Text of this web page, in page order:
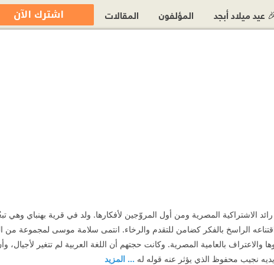
الاشتراكية المصرية ومن أول المروّجين لأفكارها. ولد في قرية بهنباي وهي
الراسخ بالفكر كضامن للتقدم والرخاء. انتمى سلامة موسى لمجموعة من
والاعتراف بالعامية المصرية. وكانت حجتهم أن اللغة العربية لم تتغير
يديه نجيب محفوظ الذي يؤثر عنه قوله له ... المزيد
عيد ميلاد أبجد المؤلفون المقالات اشترك الآن